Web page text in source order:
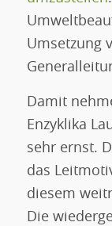
Umsetzung
Damit
Enzyklika
sehr ernst.
das
diesem
Die